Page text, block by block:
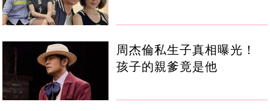
周杰倫私生子真相曝光！
孩子的親爹竟是他